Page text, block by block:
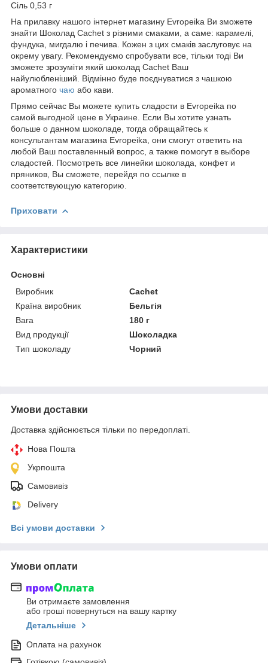
Сіль 0,53 г
На прилавку нашого інтернет магазину Evropeika Ви зможете
знайти Шоколад Cachet з різними смаками, а саме: карамелі,
фундука, мигдалю і печива. Кожен з цих смаків заслуговує на
окрему увагу. Рекомендуємо спробувати все, тільки тоді Ви
зможете зрозуміти який шоколад Cachet Ваш
найулюбленіший. Відмінно буде поєднуватися з чашкою
ароматного чаю або кави.
Прямо сейчас Вы можете купить сладости в Evropeika по
самой выгодной цене в Украине. Если Вы хотите узнать
больше о данном шоколаде, тогда обращайтесь к
консультантам магазина Evropeika, они смогут ответить на
любой Ваш поставленный вопрос, а также помогут в выборе
сладостей. Посмотреть все линейки шоколада, конфет и
пряников, Вы сможете, перейдя по ссылке в
соответствующую категорию.
Приховати
Характеристики
Основні
Виробник
Cachet
Країна виробник
Бельгія
Вага
180 г
Вид продукції
Шоколадка
Тип шоколаду
Чорний
Умови доставки
Доставка здійснюється тільки по передоплаті.
Нова Пошта
Укрпошта
Самовивіз
Delivery
Всі умови доставки
Умови оплати
Ви отримаєте замовлення
або гроші повернуться на вашу картку
Детальніше
Оплата на рахунок